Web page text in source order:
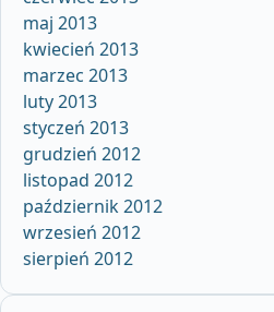
maj 2013
kwiecień 2013
marzec 2013
luty 2013
styczeń 2013
grudzień 2012
listopad 2012
październik 2012
wrzesień 2012
sierpień 2012